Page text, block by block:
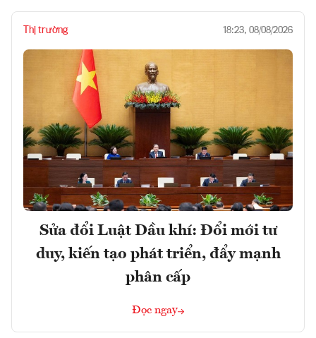
Thị trường 18:23, 08/08/2026
Sửa đổi Luật Dầu khí: Đổi mới tư
duy, kiến tạo phát triển, đẩy mạnh
phân cấp
Đọc ngay